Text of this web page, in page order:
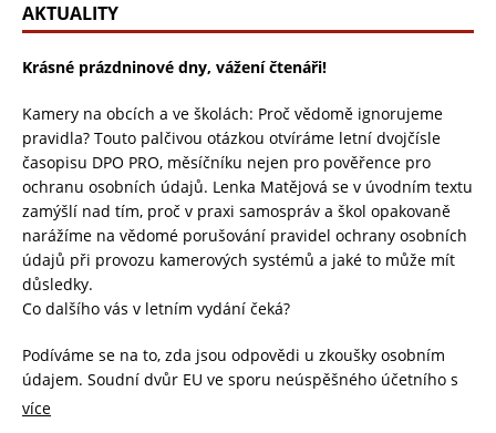
AKTUALITY
Krásné prázdninové dny, vážení čtenáři!
Kamery na obcích a ve školách: Proč vědomě ignorujeme
pravidla? Touto palčivou otázkou otvíráme letní dvojčísle
časopisu DPO PRO, měsíčníku nejen pro pověřence pro
ochranu osobních údajů. Lenka Matějová se v úvodním textu
zamýšlí nad tím, proč v praxi samospráv a škol opakovaně
narážíme na vědomé porušování pravidel ochrany osobních
údajů při provozu kamerových systémů a jaké to může mít
důsledky.
Co dalšího vás v letním vydání čeká?
Podíváme se na to, zda jsou odpovědi u zkoušky osobním
údajem. Soudní dvůr EU ve sporu neúspěšného účetního s
irským institutem potvrdil, že písemné odpovědi zkoušeného
více